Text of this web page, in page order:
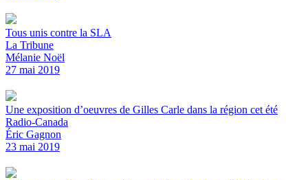
Tous unis contre la SLA
La Tribune
Mélanie Noël
27 mai 2019
Une exposition d’oeuvres de Gilles Carle dans la région cet été
Radio-Canada
Éric Gagnon
23 mai 2019